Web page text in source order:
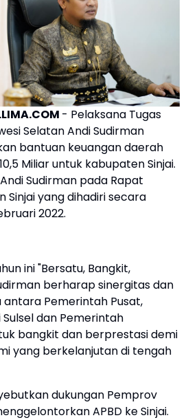
- Pelaksana Tugas
Selatan Andi Sudirman
bantuan keuangan daerah
Miliar untuk kabupaten Sinjai.
Sudirman pada Rapat
Sinjai yang dihadiri secara
2022.
ini "Bersatu, Bangkit,
berharap sinergitas dan
Pemerintah Pusat,
dan Pemerintah
bangkit dan berprestasi demi
yang berkelanjutan di tengah
dukungan Pemprov
APBD ke Sinjai.